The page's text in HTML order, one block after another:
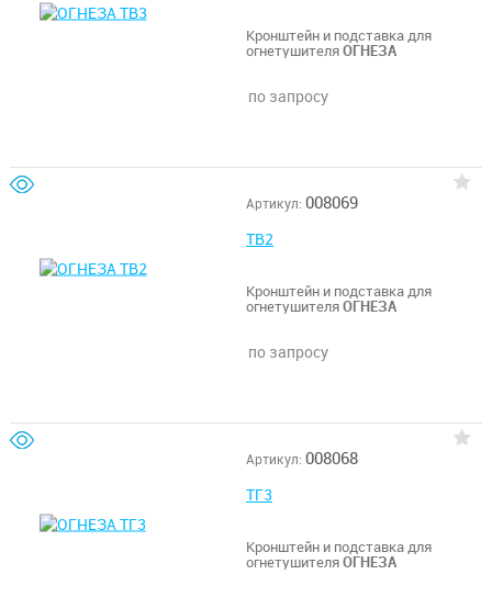
Кронштейн и подставка для
огнетушителяОГНЕЗА
по запросу
Артикул: 008069
ТВ2
Кронштейн и подставка для
огнетушителяОГНЕЗА
по запросу
Артикул: 008068
ТГ3
Кронштейн и подставка для
огнетушителяОГНЕЗА